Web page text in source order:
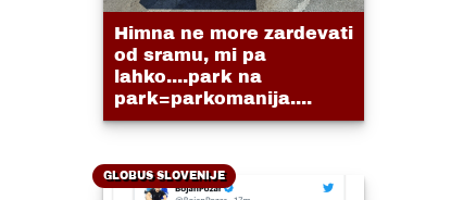
Himna ne more zardevati
od sramu, mi pa
lahko....park na
park=parkomanija....
GLOBUS SLOVENIJE